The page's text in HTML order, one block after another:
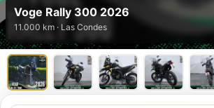
Voge Rally 300 2026
11.000 km · Las Condes